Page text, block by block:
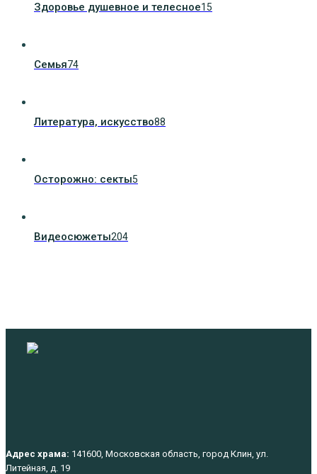
Здоровье душевное и телесное15
Семья74
Литература, искуcство88
Осторожно: секты5
Видеосюжеты204
Адрес храма: 141600, Московская область, город Клин, ул.
Литейная, д. 19